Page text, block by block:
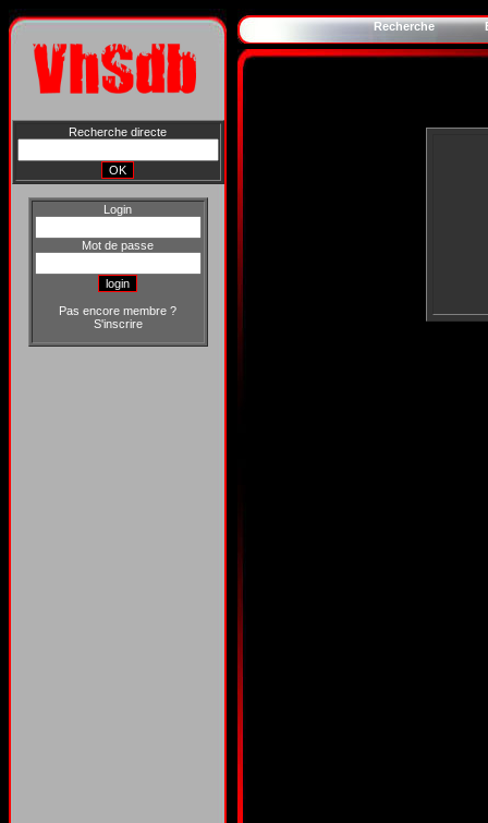
Recherche directe
Login
Mot de passe
Pas encore membre ?
S'inscrire
Recherche